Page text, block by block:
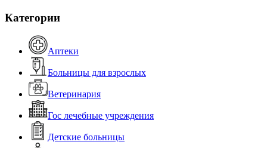
Категории
Аптеки
Больницы для взрослых
Ветеринария
Гос лечебные учреждения
Детские больницы